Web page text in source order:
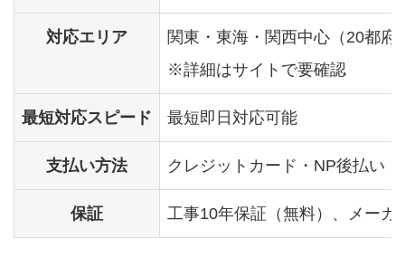
対応エリア
関東・東海・関西中心（20都府
※詳細はサイトで要確認
最短対応スピード 最短即日対応可能
支払い方法 クレジットカード・NP後払い
保証 工事10年保証（無料）、メーカ